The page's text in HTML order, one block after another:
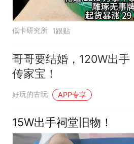
低卡研究所 1跟贴
哥哥要结婚，120W出手
传家宝！
好玩的古玩 APP专享
15W出手祠堂旧物！